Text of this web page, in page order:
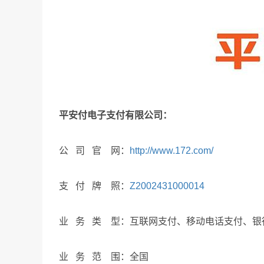
平安付电子支付有限公司：
公 司 官 网： http://www.172.com/
支 付 牌 照：Z2002431000014
业 务 类 型：互联网支付、移动电话支付、银
业 务 范 围：全国